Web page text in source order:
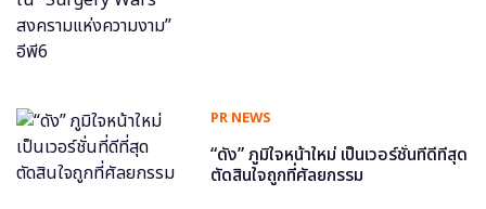
PR NEWS
“ดัง” ภูมิใจหน้าใหม่ เป็นเวอร์ชั่นที่ดีที่สุด
ตัดสินใจถูกที่ศัลยกรรม